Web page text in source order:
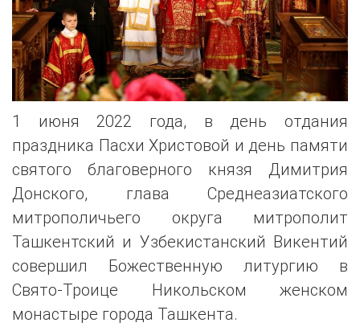
1 июня 2022 года, в день отдания
праздника Пасхи Христовой и день памяти
святого благоверного князя Димитрия
Донского, глава Среднеазиатского
митрополичьего округа митрополит
Ташкентский и Узбекистанский Викентий
совершил Божественную литургию в
Свято-Троице Никольском женском
монастыре города Ташкента.